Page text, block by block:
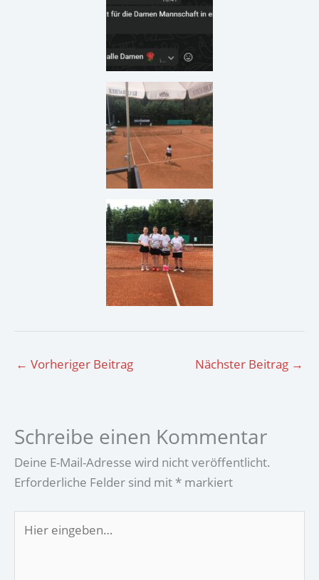
← Vorheriger Beitrag Nächster Beitrag →
Schreibe einen Kommentar
Deine E-Mail-Adresse wird nicht veröffentlicht.
Erforderliche Felder sind mit * markiert
eingeben…